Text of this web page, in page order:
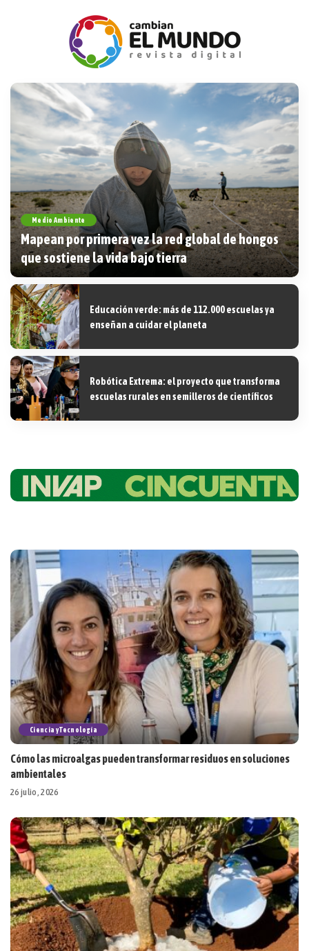
Medio Ambiente
Mapean por primera vez la red global de hongos
que sostiene la vida bajo tierra
9 agosto, 2026
Educación verde: más de 112.000 escuelas ya
enseñan a cuidar el planeta
Robótica Extrema: el proyecto que transforma
escuelas rurales en semilleros de científicos
Ciencia y Tecnología
Cómo las microalgas pueden transformar residuos en soluciones
ambientales
26 julio, 2026